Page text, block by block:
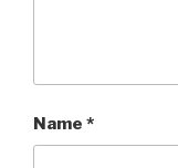
Name *